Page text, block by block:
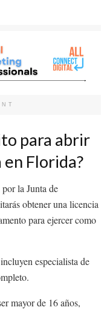
para abrir
Florida?
la Junta de
obtener una licencia
para ejercer como
especialista de
mayor de 16 años,